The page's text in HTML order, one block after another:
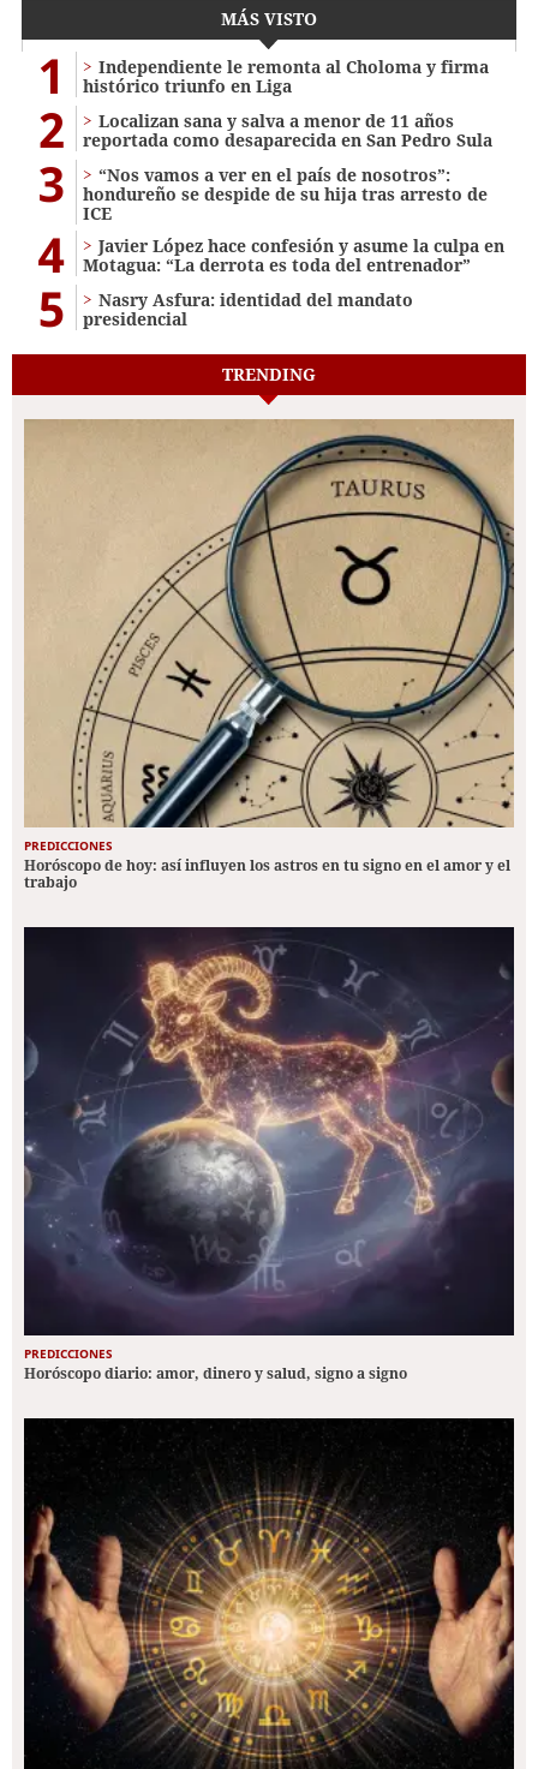
MÁS VISTO
1
Independiente le remonta al Choloma y firma
histórico triunfo en Liga
2
Localizan sana y salva a menor de 11 años
reportada como desaparecida en San Pedro Sula
3
“Nos vamos a ver en el país de nosotros”:
hondureño se despide de su hija tras arresto de
ICE
4
Javier López hace confesión y asume la culpa en
Motagua: “La derrota es toda del entrenador”
5
Nasry Asfura: identidad del mandato
presidencial
TRENDING
PREDICCIONES
Horóscopo de hoy: así influyen los astros en tu signo en el amor y el
trabajo
PREDICCIONES
Horóscopo diario: amor, dinero y salud, signo a signo